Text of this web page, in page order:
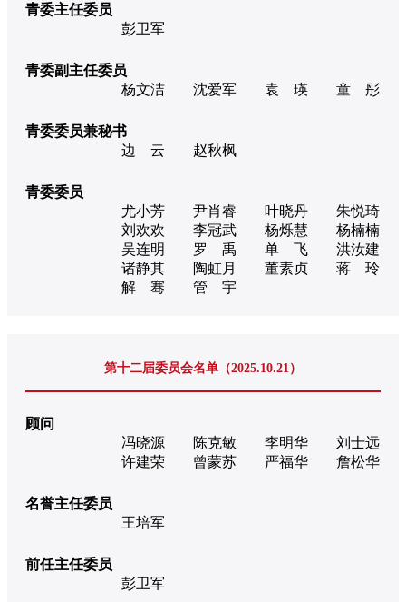
青委主任委员
彭卫军
青委副主任委员
杨文洁
沈爱军 袁 瑛 童 彤
青委委员兼秘书
边 云
赵秋枫
青委委员
尤小芳
尹肖睿 叶晓丹
朱悦琦
刘欢欢
李冠武 杨烁慧
杨楠楠
吴连明
罗 禹 单 飞
洪汝建
诸静其
陶虹月 董素贞
蒋 玲
解 骞
管 宇
第十二届委员会名单（2025.10.21）
顾问
冯晓源
陈克敏 李明华
刘士远
许建荣
曾蒙苏 严福华 詹松华
名誉主任委员
王培军
前任主任委员
彭卫军